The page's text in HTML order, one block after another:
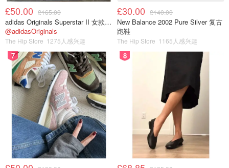
特朗普精神状态正常吗？川普2025年
言行反常事件大盘点
207
🎈12月元旦跨年狂欢季：最新演出娱乐节日活
动推荐！
2025/2026英国跨年烟花 - 各大城市新
年烟花庆典盘点
VeronicasTeatime 4.5w
£50.00 £165.00
adidas Originals Superstar II 女款串珠休闲鞋 黑色
@adidasOriginals
The Hip Store 1275人感兴趣
£30.00 £140.00
New Balance 2002 Pure Silver 复古
跑鞋
The Hip Store 1165人感兴趣
7 8